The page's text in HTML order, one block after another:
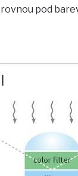
pod